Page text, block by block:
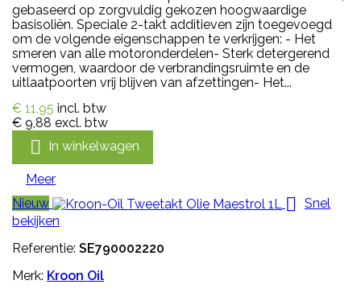
gebaseerd op zorgvuldig gekozen hoogwaardige
basisoliën. Speciale 2-takt additieven zijn toegevoegd
om de volgende eigenschappen te verkrijgen: - Het
smeren van alle motoronderdelen- Sterk detergerend
vermogen, waardoor de verbrandingsruimte en de
uitlaatpoorten vrij blijven van afzettingen- Het...
€ 11,95 incl. btw
€ 9,88 excl. btw
 In winkelwagen
Meer
Nieuw

Snel
bekijken
Referentie: SE790002220
Merk: Kroon Oil